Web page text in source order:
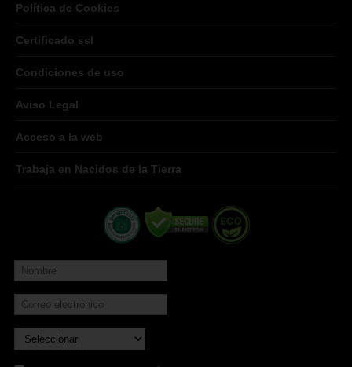
Política de Cookies
Certificado ssl
Condiciones de uso
Aviso Legal
Acceso a la web
Trabaja en Nacidos de la Tierra